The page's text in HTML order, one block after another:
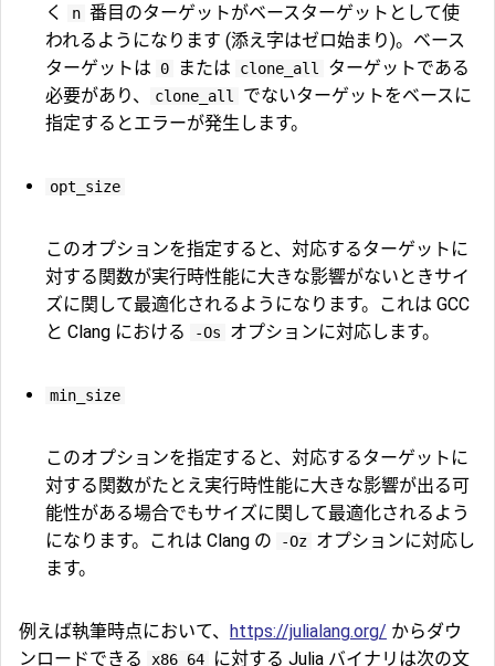
く
n 番目のターゲットがベースターゲットとして使
われるようになります (添え字はゼロ始まり)。ベース
ターゲットは
0 または clone_all
ターゲットである
必要があり、
clone_all
でないターゲットをベースに
指定するとエラーが発生します。
opt_size
このオプションを指定すると、対応するターゲットに
対する関数が実行時性能に大きな影響がないときサイ
ズに関して最適化されるようになります。これは GCC
と Clang における
-Os オプションに対応します。
min_size
このオプションを指定すると、対応するターゲットに
対する関数がたとえ実行時性能に大きな影響が出る可
能性がある場合でもサイズに関して最適化されるよう
になります。これは Clang の
-Oz オプションに対応し
ます。
例えば執筆時点において、 https://julialang.org/ からダウ
ンロードできる
x86_64 に対する Julia バイナリは次の文